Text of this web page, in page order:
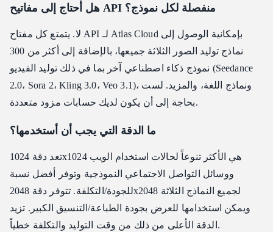
هل أحتاج إلى مفاتيح API منفصلة لكل نموذج؟
لا. يتمتع كل مفتاح API لـ Atlas Cloud بإمكانية الوصول إلى
نماذج توليد الصور الثلاثة جميعها، بالإضافة إلى أكثر من 300
نموذج ذكاء اصطناعي آخر بما في ذلك توليد الفيديو (Seedance
2.0، Sora 2، Kling 3.0، Veo 3.1)، ونماذج اللغة، والمزيد. لست
بحاجة إلى أن يكون لديك حسابات مزود متعددة.
ما الدقة التي يجب أن أستخدمها؟
تعد دقة 1024x1024 هي الأكثر تنوعاً لحالات استخدام الويب
ووسائل التواصل الاجتماعي النموذجية وتوفر أفضل نسبة
للجودة/التكلفة. تتوفر دقة 2048x2048 لجميع النماذج الثلاثة
ويمكن استخدامها للعرض بجودة الطباعة/التنسيق الكبير. تزيد
الدقة الأعلى من ذلك من وقت التوليد والتكلفة خطياً.